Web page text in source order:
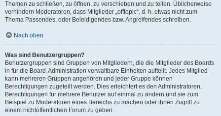
Themen zu schließen, zu öffnen, zu verschieben und zu teilen. Üblicherweise
verhindern Moderatoren, dass Mitglieder „offtopic“, d. h. etwas nicht zum
Thema Passendes, oder Beleidigendes bzw. Angreifendes schreiben.
Nach oben
Was sind Benutzergruppen?
Benutzergruppen sind Gruppen von Mitgliedern, die die Mitglieder des Boards
in für die Board-Administration verwaltbare Einheiten aufteilt. Jedes Mitglied
kann mehreren Gruppen angehören und jeder Gruppe können
Berechtigungen zugeteilt werden. Dies erleichtert es den Administratoren,
Berechtigungen für mehrere Benutzer auf einmal zu ändern und sie zum
Beispiel zu Moderatoren eines Bereichs zu machen oder ihnen Zugriff zu
einem nichtöffentlichen Forum zu geben.